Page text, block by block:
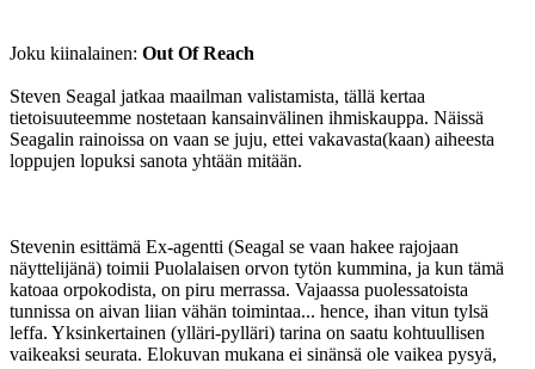
Joku kiinalainen: Out Of Reach
Steven Seagal jatkaa maailman valistamista, tällä kertaa
tietoisuuteemme nostetaan kansainvälinen ihmiskauppa. Näissä
Seagalin rainoissa on vaan se juju, ettei vakavasta(kaan) aiheesta
loppujen lopuksi sanota yhtään mitään.
Stevenin esittämä Ex-agentti (Seagal se vaan hakee rajojaan
näyttelijänä) toimii Puolalaisen orvon tytön kummina, ja kun tämä
katoaa orpokodista, on piru merrassa. Vajaassa puolessatoista
tunnissa on aivan liian vähän toimintaa... hence, ihan vitun tylsä
leffa. Yksinkertainen (ylläri-pylläri) tarina on saatu kohtuullisen
vaikeaksi seurata. Elokuvan mukana ei sinänsä ole vaikea pysyä,